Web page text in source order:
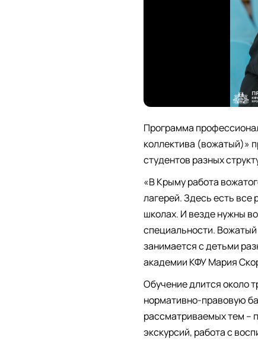
Программа
коллектива (вожатый)»
студентов разных
«В Крыму работа
лагерей. Здесь есть все
школах. И везде нужны
специальности. Вожатый
занимается с детьми
академии КФУ Мария
Обучение длится около
нормативно-правовую
рассматриваемых тем –
экскурсий, работа с